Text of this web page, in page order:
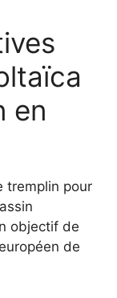
en
tremplin pour
objectif de
de